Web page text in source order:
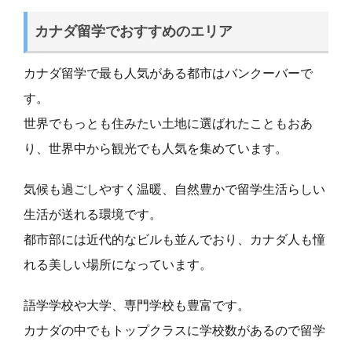
カナダ留学でおすすめのエリア
カナダ留学で最も人気がある都市はバンクーバーで
す。
世界でもっとも住みたい土地に選ばれたこともおあ
り、世界中から観光でも人気を集めています。
気候も過ごしやすく温暖、自然豊かで留学生活らしい
生活が送れる環境です。
都市部には近代的なビルも並んでおり、カナダ人も憧
れる美しい場所になっています。
語学学校や大学、専門学校も豊富です。
カナダの中でもトップクラスに学校数があるので留学